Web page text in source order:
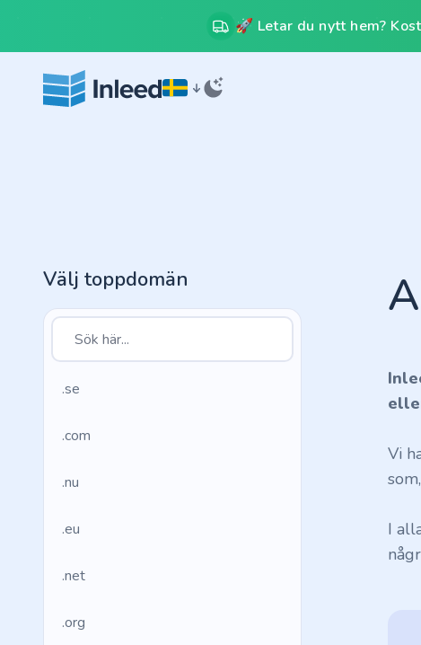
🚀 Letar du nytt hem?
Välj toppdomän
.se
.com
.nu
.eu
.net
.org
Vi
I